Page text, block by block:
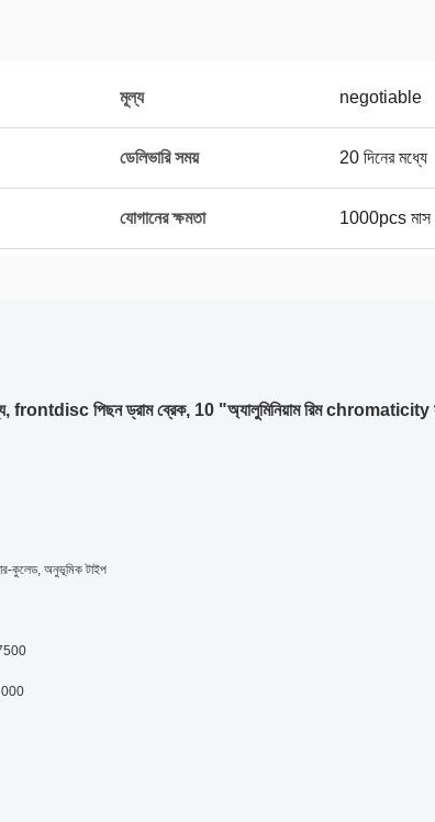
মূল্য negotiable
ডেলিভারি সময় 20 দিনের মধ্যে
যোগানের ক্ষমতা 1000pcs মাস
frontdisc পিছন ড্রাম ব্রেক, 10 "অ্যালুমিনিয়াম রিম chromaticity
কুলেড, অনুভূমিক টাইপ